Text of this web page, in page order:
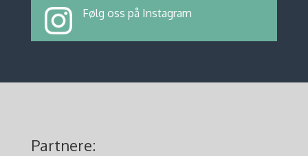
Følg oss på Instagram
Partnere: